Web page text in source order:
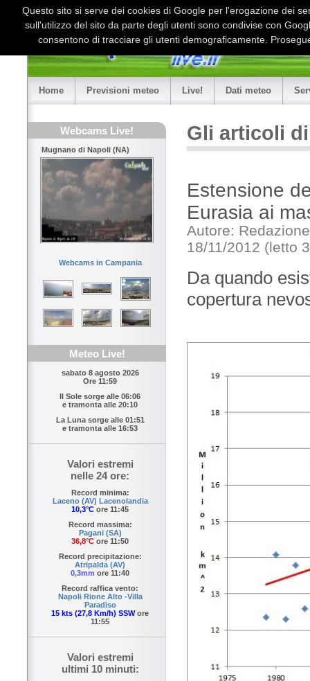
Home Previsioni meteo Live! Dati meteo
Webcams Live!
Mugnano di Napoli (NA)
Webcams in Campania
Meteo Live!
sabato 8 agosto 2026
Ore 11:59
Il Sole sorge alle 06:06
e tramonta alle 20:10
La Luna sorge alle 01:51
e tramonta alle 16:53
Valori estremi
nelle 24 ore:
Record minima:
Laceno (AV) Lacenolandia
10,3°C ore 11:45
Record massima:
Pagani (SA)
36,8°C ore 11:50
Record precipitazione:
Atripalda (AV)
0,3mm ore 11:40
Record raffica vento:
Napoli Rione Alto -Villa
Paradiso
15 kts (27,8 Km/h) SSWore
11:55
Valori estremi
ultimi 10 minuti:
Gli articoli
Estensione
Eurasia ai
Autore:
18/11/2012 (letto
Da quando
copertura
Questo sito si serve dei cookies di Google per l'erogazione dei
sull'utilizzo del sito da parte degli utenti sono condivise con
consentono di tracciare gli utenti demograficamente.